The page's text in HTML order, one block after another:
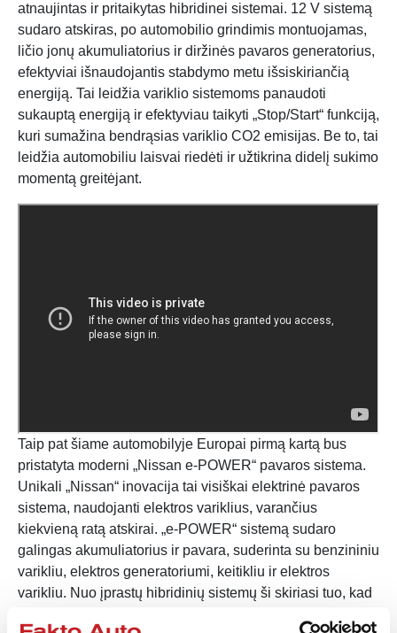
atnaujintas ir pritaikytas hibridinei sistemai. 12 V sistemą
sudaro atskiras, po automobilio grindimis montuojamas,
ličio jonų akumuliatorius ir diržinės pavaros generatorius,
efektyviai išnaudojantis stabdymo metu išsiskiriančią
energiją. Tai leidžia variklio sistemoms panaudoti
sukauptą energiją ir efektyviau taikyti „Stop/Start“ funkciją,
kuri sumažina bendrąsias variklio CO2 emisijas. Be to, tai
leidžia automobiliu laisvai riedėti ir užtikrina didelį sukimo
momentą greitėjant.
Taip pat šiame automobilyje Europai pirmą kartą bus
pristatyta moderni „Nissan e‑POWER“ pavaros sistema.
Unikali „Nissan“ inovacija tai visiškai elektrinė pavaros
sistema, naudojanti elektros variklius, varančius
kiekvieną ratą atskirai. „e-POWER“ sistemą sudaro
galingas akumuliatorius ir pavara, suderinta su benzininiu
varikliu, elektros generatoriumi, keitikliu ir elektros
varikliu. Nuo įprastų hibridinių sistemų ši skiriasi tuo, kad